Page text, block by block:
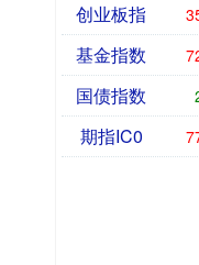
创业板指
基金指数
国债指数
期指IC0